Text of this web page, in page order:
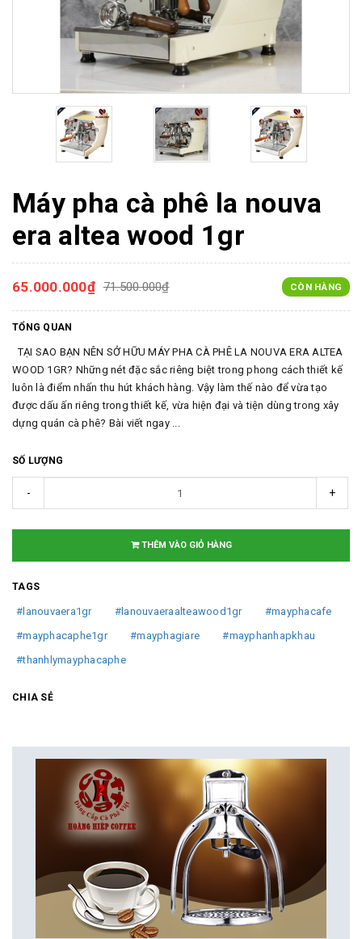
Máy pha cà phê la nouva
era altea wood 1gr
65.000.000₫ 71.500.000₫ CÒN HÀNG
TỔNG QUAN
TẠI SAO BẠN NÊN SỞ HỮU MÁY PHA CÀ PHÊ LA NOUVA ERA ALTEA
WOOD 1GR? Những nét đặc sắc riêng biệt trong phong cách thiết kế
luôn là điểm nhấn thu hút khách hàng. Vậy làm thế nào để vừa tạo
được dấu ấn riêng trong thiết kế, vừa hiện đại và tiện dùng trong xây
dựng quán cà phê? Bài viết ngay ...
SỐ LƯỢNG
- +
THÊM VÀO GIỎ HÀNG
TAGS
#lanouvaera1gr #lanouvaeraalteawood1gr
#mayphacafe
#mayphacaphe1gr
#mayphagiare
#mayphanhapkhau
#thanhlymayphacaphe
CHIA SẺ